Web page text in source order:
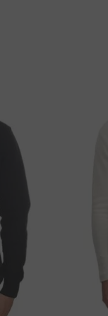
OTÁZKU K PRODUKTU?
NAPÍŠTE NÁM